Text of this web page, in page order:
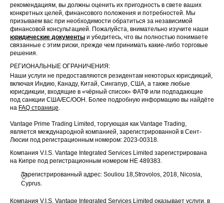
рекомендациям, вы должны оценить их пригодность в свете ваших
конкретных целей, финансового положения и потребностей. Мы
призываем вас при необходимости обратиться за независимой
финансовой консультацией. Пожалуйста, внимательно изучите наши
юридические документы и убедитесь, что вы полностью понимаете
связанные с этим риски, прежде чем принимать какие-либо торговые
решения.
РЕГИОНАЛЬНЫЕ ОГРАНИЧЕНИЯ:
Наши услуги не предоставляются резидентам некоторых юрисдикций,
включая Индию, Канаду, Китай, Сингапур, США, а также любые
юрисдикции, входящие в «чёрный список» ФАТФ или подпадающие
под санкции США/ЕС/ООН. Более подробную информацию вы найдёте
на FAQ странице.
Vantage Prime Trading Limited, торгующая как Vantage Trading,
является международной компанией, зарегистрированной в Сент-
Люсии под регистрационным номером: 2023-00318.
Компания V.I.S. Vantage Integrated Services Limited зарегистрирована
на Кипре под регистрационным номером HE 489383.
Зарегистрированный адрес: Souliou 18,Strovolos, 2018, Nicosia,
Cyprus.
Компания V.I.S. Vantage Integrated Services Limited оказывает услуги, в